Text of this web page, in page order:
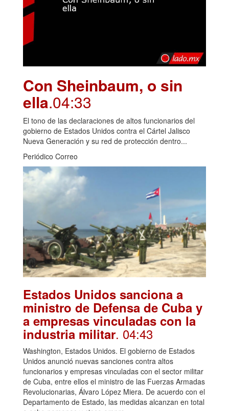
Con Sheinbaum, o sin
ella.04:33
El tono de las declaraciones de altos funcionarios del
gobierno de Estados Unidos contra el Cártel Jalisco
Nueva Generación y su red de protección dentro...
Periódico Correo
Estados Unidos sanciona a
ministro de Defensa de Cuba y
a empresas vinculadas con la
industria militar. 04:43
Washington, Estados Unidos. El gobierno de Estados
Unidos anunció nuevas sanciones contra altos
funcionarios y empresas vinculadas con el sector militar
de Cuba, entre ellos el ministro de las Fuerzas Armadas
Revolucionarias, Álvaro López Miera. De acuerdo con el
Departamento de Estado, las medidas alcanzan en total